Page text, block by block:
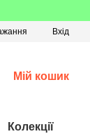
Вхід
Мій кошик
Колекції